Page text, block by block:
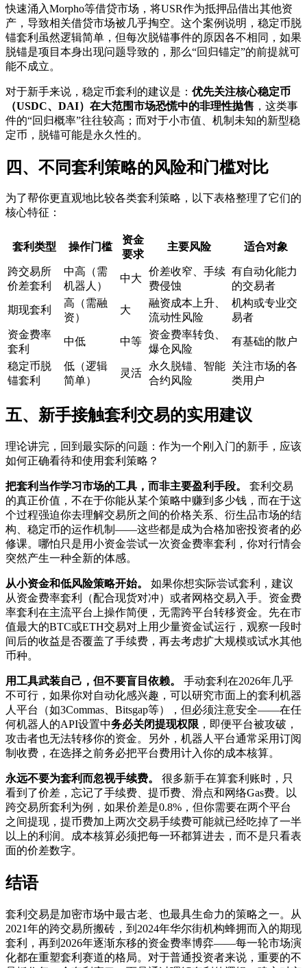
快速涌入Morpho等借贷市场，将USR作为抵押品借出其他资
产，导致相关借贷市场被几乎掏空。这个案例说明，稳定币脱
锚套利虽然逻辑简单，但每次脱锚事件的原因各不相同，如果
脱锚是项目本身出现问题导致的，那么“回归锚定”的前提就可
能不成立。
对于新手来说，稳定币套利的建议是： 优先关注核心稳定币
（USDC、DAI）在大范围市场恐慌中的非理性抛售 ，这类事
件的“回归概率”往往较高；而对于小市值、机制未知的新型稳
定币，脱锚可能是永久性的。
四、不同套利策略的风险和门槛对比
为了帮你更直观地比较各类套利策略，以下表格整理了它们的
核心特征：
套利类型 操作门槛
资金
要求
主要风险 适合对象
跨交易所
价差套利
中高（需
机器人）
中大
价差收窄、手续
费侵蚀
有自动化能力
的交易者
期现套利
高（需融
资）
大
融资成本上升、
流动性风险
机构或专业交
易者
资金费率
套利
中低 中等
资金费率转负、
爆仓风险
有基础的散户
稳定币脱
锚套利
低（逻辑
简单）
灵活
永久脱锚、智能
合约风险
关注市场的各
类用户
五、新手接触套利交易的实用建议
理论讲完，回到最实际的问题：作为一个刚入门的新手，应该
如何正确看待和使用套利策略？
把套利当作学习市场的工具，而非主要盈利手段。
套利交易
的真正价值，不在于你能从某个策略中赚到多少钱，而在于这
个过程强迫你去理解交易所之间的价格关系、衍生品市场的结
构、稳定币的运作机制——这些都是成为合格加密投资者的必
修课。哪怕只是用小资金尝试一次资金费率套利，你对行情会
突然产生一种全新的体感。
从小资金和低风险策略开始。
如果你想实际尝试套利，建议
从资金费率套利（配合现货对冲）或者网格交易入手。资金费
率套利在主流平台上操作简便，无需跨平台转移资金。先在市
值最大的BTC或ETH交易对上用少量资金试运行，观察一段时
间后的收益是否覆盖了手续费，再去考虑扩大规模或试水其他
币种。
用工具武装自己，但不要盲目依赖。
手动套利在2026年几乎
不可行，如果你对自动化感兴趣，可以研究市面上的套利机器
人平台（如3Commas、Bitsgap等），但必须注意安全——在任
何机器人的API设置中务必关闭提现权限 ，即便平台被攻破，
攻击者也无法转移你的资金。另外，机器人平台通常采用订阅
制收费，在选择之前务必把平台费用计入你的成本核算。
永远不要为套利而忽视手续费。
很多新手在算套利账时，只
看到了价差，忘记了手续费、提币费、滑点和网络Gas费。以
跨交易所套利为例，如果价差是0.8%，但你需要在两个平台
之间提现，提币费加上两次交易手续费可能就已经吃掉了一半
以上的利润。成本核算必须把每一环都算进去，而不是只看表
面的价差数字。
结语
套利交易是加密市场中最古老、也最具生命力的策略之一。从
2021年的跨交易所搬砖，到2024年华尔街机构蜂拥而入的期现
套利，再到2026年逐渐东移的资金费率博弈——每一轮市场演
化都在重塑套利赛道的格局。对于普通投资者来说，重要的不